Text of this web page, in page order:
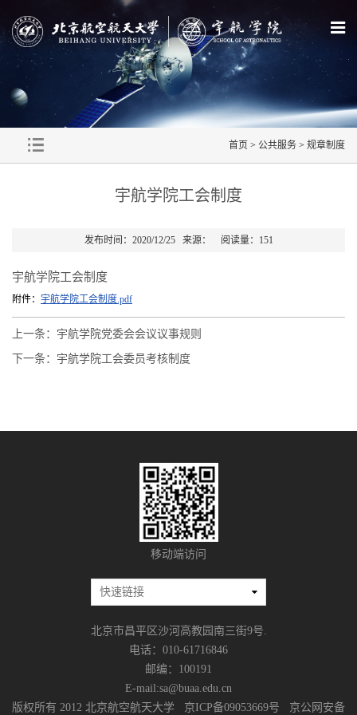
首页 > 公共服务 > 规章制度
宇航学院工会制度
发布时间：2020/12/25 来源： 阅读量： 151
宇航学院工会制度
附件： 宇航学院工会制度.pdf
上一条： 宇航学院党委会会议议事规则
下一条： 宇航学院工会委员考核制度
移动端访问
北京市昌平区沙河高教园南三街9号.
电话：010-61716846
邮编：100191
E-mail:sa@buaa.edu.cn
版权所有 2012 北京航空航天大学 京ICP备09053669号 京公网安备